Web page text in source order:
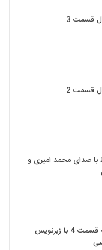
قسمت 3
قسمت 2
صدای محمد امیری و
سریال ردیاب قسمت 4 با زیرنویس